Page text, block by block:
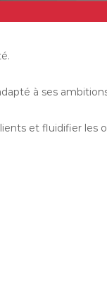
à ses
et fluidifier les